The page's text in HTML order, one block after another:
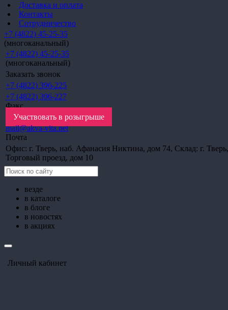
Доставка и оплата
Контакты
Сотрудничество
+7 (4822) 45-25-35
(многоканальный)
+7 (4822) 45-25-35
(многоканальный)
Заказать звонок
+7 (4822) 396-225
+7 (4822) 396-227
Факс
Участвовать в розыгрыше
mail@akva-vita.net
Почта
Офис: г. Тверь, наб. Афанасия Никтина, дом 74, Склад: г. Тверь,
Торговый проезд, дом 10
везде
в каталоге
в блоге
в новостях
в акциях
Личный кабинет